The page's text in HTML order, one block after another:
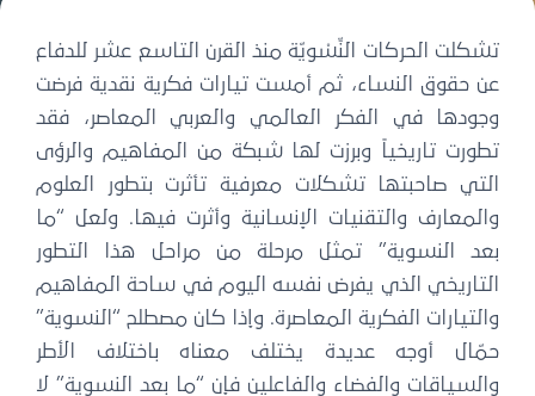
تشكلت الحركات النِّسْويّة منذ القرن التاسع عشر للدفاع
عن حقوق النساء، ثم أمست تيارات فكرية نقدية فرضت
وجودها في الفكر العالمي والعربي المعاصر، فقد
تطورت تاريخياً وبرزت لها شبكة من المفاهيم والرؤى
التي صاحبتها تشكلات معرفية تأثرت بتطور العلوم
والمعارف والتقنيات الإنسانية وأثرت فيها. ولعل “ما
بعد النسوية” تمثل مرحلة من مراحل هذا التطور
التاريخي الذي يفرض نفسه اليوم في ساحة المفاهيم
والتيارات الفكرية المعاصرة. وإذا كان مصطلح “النسوية”
حمّال أوجه عديدة يختلف معناه باختلاف الأطر
والسياقات والفضاء والفاعلين فإن “ما بعد النسوية” لا